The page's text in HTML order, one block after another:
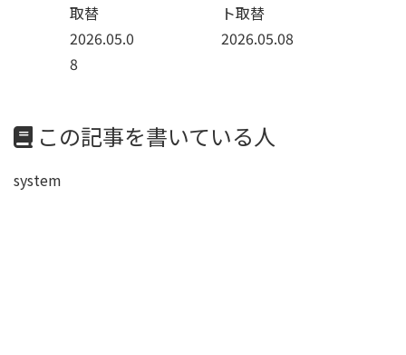
取替
2026.05.0
8
ト取替
2026.05.08
この記事を書いている人
system